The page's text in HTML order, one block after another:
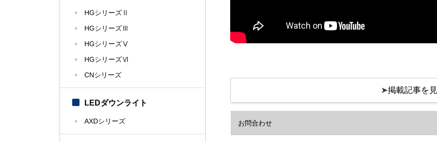
➤掲載記事を
お問合わせ
HGシリーズⅡ
HGシリーズⅢ
HGシリーズⅤ
HGシリーズⅥ
CNシリーズ
LEDダウンライト
AXDシリーズ